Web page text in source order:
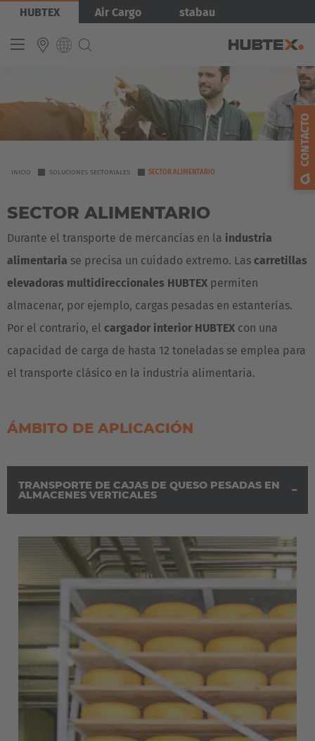
Pasar
contenido
HUBTEX Air Cargo stabau
INTERNATIONAL
Español
Imagen
YOU
HERE
INICIO SOLUCIONES SECTORIALES SECTOR ALIMENTARIO
SECTOR ALIMENTARIO
Durante el transporte de mercancías en la industria
alimentaria se precisa un cuidado extremo. Las carretillas
elevadoras multidireccionales HUBTEX permiten
almacenar, por ejemplo, cargas pesadas en estanterías.
Por el contrario, el cargador interior HUBTEX con una
capacidad de carga de hasta 12 toneladas se emplea para
el transporte clásico en la industria alimentaria.
ÁMBITO DE APLICACIÓN
TRANSPORTE DE CAJAS DE QUESO PESADAS EN
ALMACENES VERTICALES
CONTACTO